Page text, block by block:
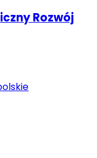
Rozwój